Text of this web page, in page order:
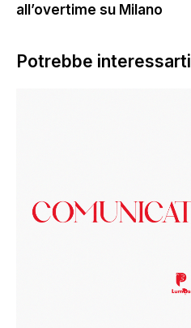
all’overtime su Milano
Potrebbe interessarti